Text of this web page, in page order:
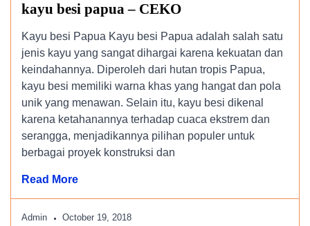
kayu besi papua – CEKO
Kayu besi Papua Kayu besi Papua adalah salah satu
jenis kayu yang sangat dihargai karena kekuatan dan
keindahannya. Diperoleh dari hutan tropis Papua,
kayu besi memiliki warna khas yang hangat dan pola
unik yang menawan. Selain itu, kayu besi dikenal
karena ketahanannya terhadap cuaca ekstrem dan
serangga, menjadikannya pilihan populer untuk
berbagai proyek konstruksi dan
Read More
Admin October 19, 2018